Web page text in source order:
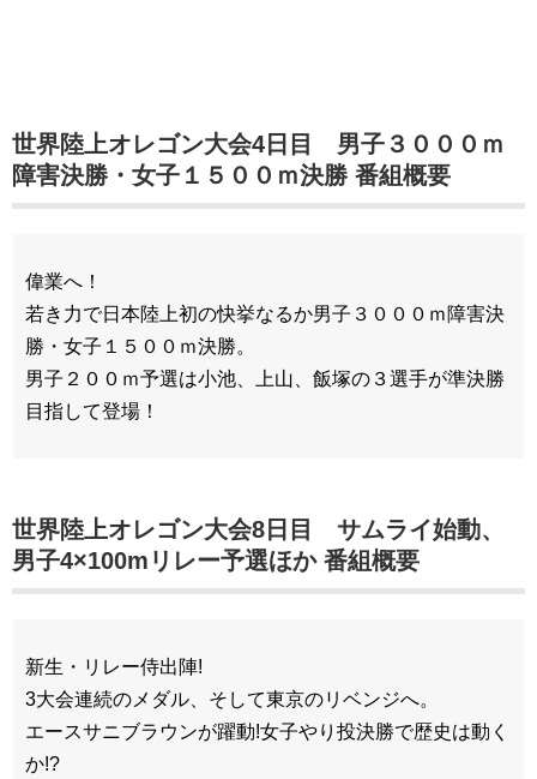
世界陸上オレゴン大会4日目 男子３０００ｍ
障害決勝・女子１５００ｍ決勝 番組概要
偉業へ！
若き力で日本陸上初の快挙なるか男子３０００ｍ障害決
勝・女子１５００ｍ決勝。
男子２００ｍ予選は小池、上山、飯塚の３選手が準決勝
目指して登場！
世界陸上オレゴン大会8日目 サムライ始動、
男子4×100mリレー予選ほか 番組概要
新生・リレー侍出陣!
3大会連続のメダル、そして東京のリベンジへ。
エースサニブラウンが躍動!女子やり投決勝で歴史は動く
か!?